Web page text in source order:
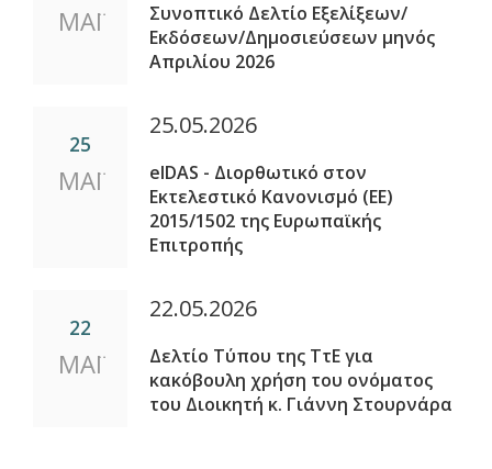
ΜΑΪ
Συνοπτικό Δελτίο Εξελίξεων/
Εκδόσεων/Δημοσιεύσεων μηνός
Απριλίου 2026
25
ΜΑΪ
25.05.2026
eIDAS - Διορθωτικό στον
Εκτελεστικό Κανονισμό (ΕΕ)
2015/1502 της Ευρωπαϊκής
Επιτροπής
22
ΜΑΪ
22.05.2026
Δελτίο Τύπου της ΤτΕ για
κακόβουλη χρήση του ονόματος
του Διοικητή κ. Γιάννη Στουρνάρα